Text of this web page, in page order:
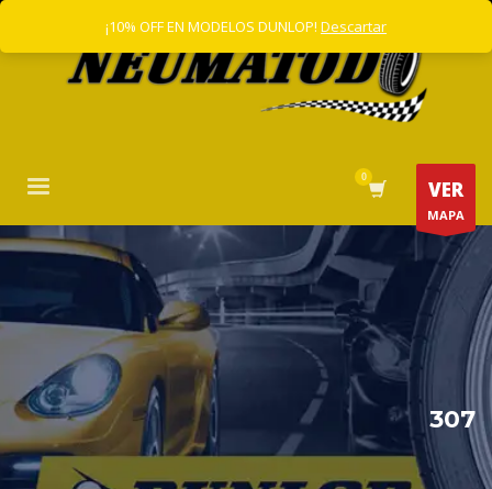
VER
MAPA
307
¡10% OFF EN MODELOS DUNLOP! Descartar